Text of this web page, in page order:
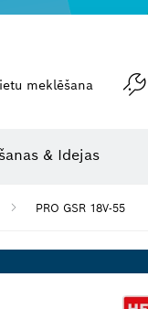
meklēšana
& Idejas
PRO GSR 18V-55